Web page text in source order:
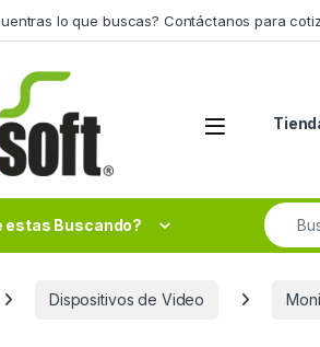
lo que buscas? Contáctanos para
estas Buscando?
Search
Dispositivos de Video